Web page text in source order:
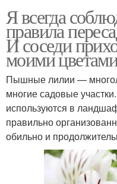
Я всегда
правила
И соседи
моими
Пышные лилии —
многие садовые
используются в
правильно
обильно и